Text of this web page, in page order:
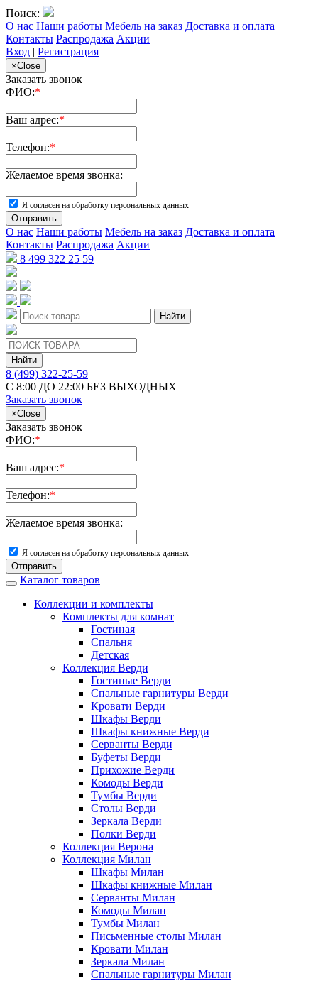
Поиск:
О нас Наши работы Мебель на заказ Доставка и оплата
Контакты Распродажа Акции
Вход | Регистрация
×Close
Заказать звонок
ФИО:*
Ваш адрес:*
Телефон:*
Желаемое время звонка:
Я согласен на обработку персональных данных
Отправить
О нас Наши работы Мебель на заказ Доставка и оплата
Контакты Распродажа Акции
8 499 322 25 59
Найти
Найти
8 (499) 322-25-59
С 8:00 ДО 22:00 БЕЗ ВЫХОДНЫХ
Заказать звонок
×Close
Заказать звонок
ФИО:*
Ваш адрес:*
Телефон:*
Желаемое время звонка:
Я согласен на обработку персональных данных
Отправить
Каталог товаров
Коллекции и комплекты
Комплекты для комнат
Гостиная
Спальня
Детская
Коллекция Верди
Гостиные Верди
Спальные гарнитуры Верди
Кровати Верди
Шкафы Верди
Шкафы книжные Верди
Серванты Верди
Буфеты Верди
Прихожие Верди
Комоды Верди
Тумбы Верди
Столы Верди
Зеркала Верди
Полки Верди
Коллекция Верона
Коллекция Милан
Шкафы Милан
Шкафы книжные Милан
Серванты Милан
Комоды Милан
Тумбы Милан
Письменные столы Милан
Кровати Милан
Зеркала Милан
Спальные гарнитуры Милан